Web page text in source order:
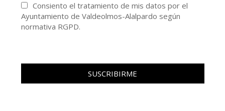
Consiento el tratamiento de mis datos por el
Ayuntamiento de Valdeolmos-Alalpardo según
normativa RGPD.